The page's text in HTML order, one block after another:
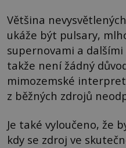
Většina
ukáže být pulsary,
supernovami a
takže není žádný
mimozemské
z běžných zdrojů
Je také vyloučeno, že
kdy se zdroj ve